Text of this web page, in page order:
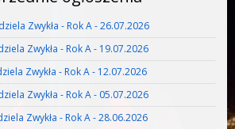
Zwykła - Rok A - 26.07.2026
Zwykła - Rok A - 19.07.2026
Zwykła - Rok A - 12.07.2026
Zwykła - Rok A - 05.07.2026
Zwykła - Rok A - 28.06.2026